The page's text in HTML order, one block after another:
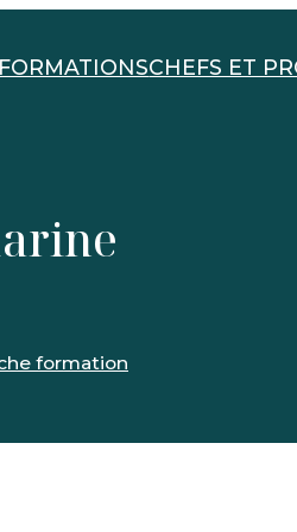
FORMATIONSCHEFS ET
formation